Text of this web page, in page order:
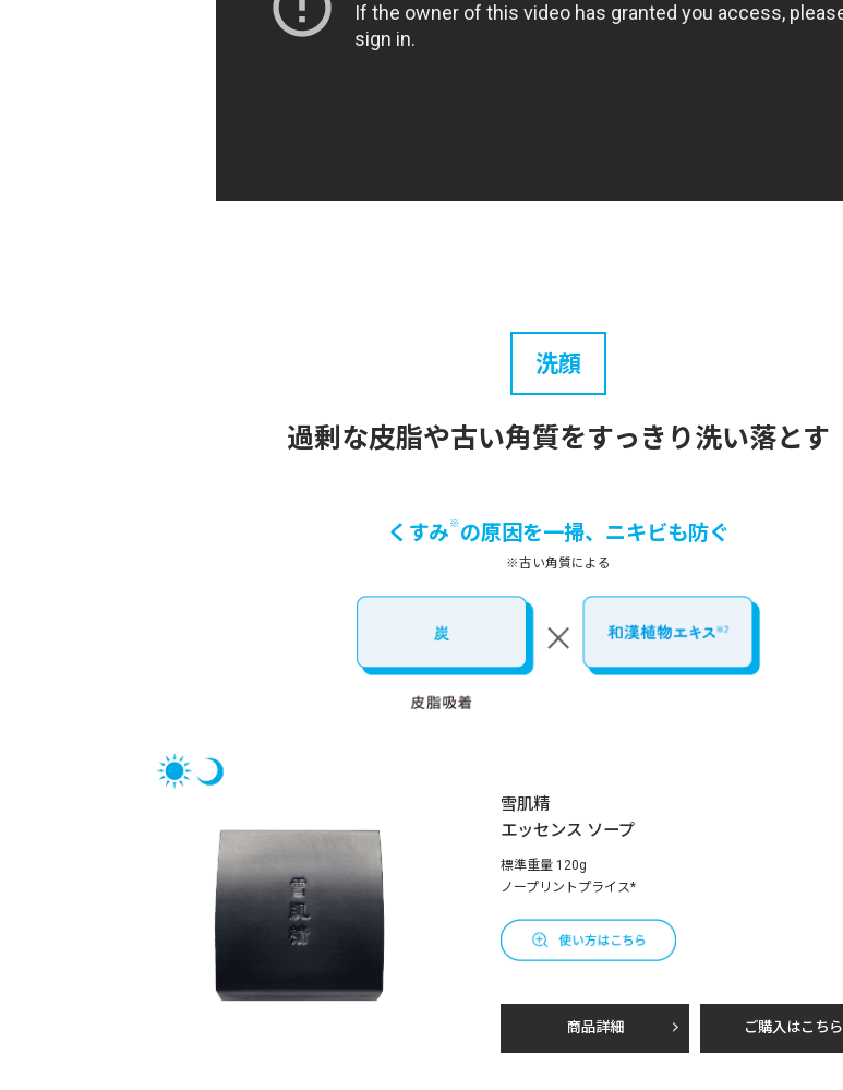
洗顔
過剰な皮脂や古い角質をすっきり洗い落とす
くすみ※の原因を一掃、ニキビも防ぐ
※古い角質による
雪肌精
エッセンス ソープ
標準重量 120g
ノープリントプライス*
商品詳細 ご購入はこちら